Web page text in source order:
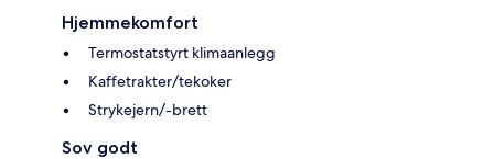
Hjemmekomfort
Termostatstyrt klimaanlegg
Kaffetrakter/tekoker
Strykejern/-brett
Sov godt